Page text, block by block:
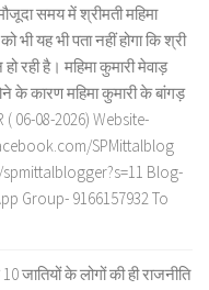
समय में श्रीमती महिमा
भी यह भी पता नहीं होगा कि श्री
रही है। महिमा कुमारी मेवाड़
के कारण महिमा कुमारी के बांगड़
06-08-2026) Website-
SPMittalblog
Blog-
Group- 9166157932 To
जातियों के लोगों की ही राजनीति